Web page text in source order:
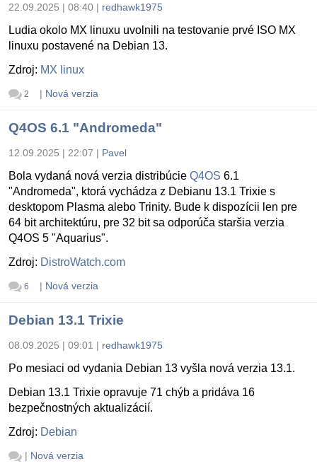
22.09.2025 | 08:40 | redhawk1975
Ludia okolo MX linuxu uvolnili na testovanie prvé ISO MX
linuxu postavené na Debian 13.
Zdroj: MX linux
2 | Nová verzia
Q4OS 6.1 "Andromeda"
12.09.2025 | 22:07 | Pavel
Bola vydaná nová verzia distribúcie Q4OS 6.1
"Andromeda", ktorá vychádza z Debianu 13.1 Trixie s
desktopom Plasma alebo Trinity. Bude k dispozícii len pre
64 bit architektúru, pre 32 bit sa odporúča staršia verzia
Q4OS 5 "Aquarius".
Zdroj: DistroWatch.com
6 | Nová verzia
Debian 13.1 Trixie
08.09.2025 | 09:01 | redhawk1975
Po mesiaci od vydania Debian 13 vyšla nová verzia 13.1.
Debian 13.1 Trixie opravuje 71 chýb a pridáva 16
bezpečnostných aktualizácií.
Zdroj: Debian
| Nová verzia